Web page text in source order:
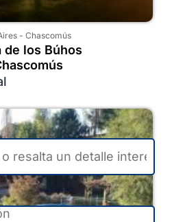
- Chascomús
de los Búhos